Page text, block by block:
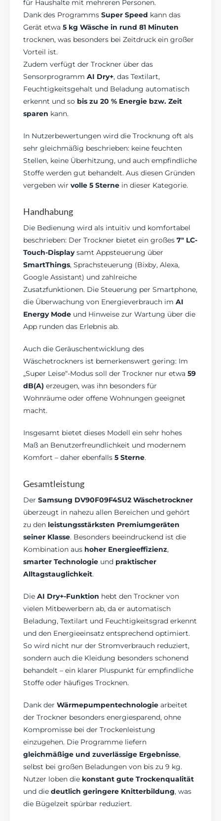
für Haushalte mit mehreren Personen.
Dank des ProgrammsSuper Speed kann das
Gerät etwa5 kg Wäsche in rund 81 Minuten
trocknen, was besonders bei Zeitdruck ein großer
Vorteil ist.
Zudem verfügt der Trockner über das
SensorprogrammAI Dry+, das Textilart,
Feuchtigkeitsgehalt und Beladung automatisch
erkennt und so bis zu 20 % Energie bzw. Zeit
sparen kann.
In Nutzerbewertungen wird die Trocknung oft als
sehr gleichmäßig beschrieben: keine feuchten
Stellen, keine Überhitzung, und auch empfindliche
Stoffe werden gut behandelt. Aus diesen Gründen
vergeben wirvolle 5 Sterne in dieser Kategorie.
Handhabung
Die Bedienung wird als intuitiv und komfortabel
beschrieben: Der Trockner bietet ein großes7″ LC-
Touch-Displaysamt Appsteuerung über
SmartThings, Sprachsteuerung (Bixby, Alexa,
Google Assistant) und zahlreiche
Zusatzfunktionen. Die Steuerung per Smartphone,
die Überwachung von Energieverbrauch imAI
Energy Mode und Hinweise zur Wartung über die
App runden das Erlebnis ab.
Auch die Geräuschentwicklung des
Wäschetrockners ist bemerkenswert gering: Im
„Super Leise“-Modus soll der Trockner nur etwa59
dB(A) erzeugen, was ihn besonders für
Wohnräume oder offene Wohnungen geeignet
macht.
Insgesamt bietet dieses Modell ein sehr hohes
Maß an Benutzerfreundlichkeit und modernem
Komfort – daher ebenfalls5 Sterne.
Gesamtleistung
DerSamsung DV90F09F4SU2 Wäschetrockner
überzeugt in nahezu allen Bereichen und gehört
zu den leistungsstärksten Premiumgeräten
seiner Klasse. Besonders beeindruckend ist die
Kombination aus hoher Energieeffizienz,
smarter Technologie und praktischer
Alltagstauglichkeit.
DieAI Dry+-Funktion hebt den Trockner von
vielen Mitbewerbern ab, da er automatisch
Beladung, Textilart und Feuchtigkeitsgrad erkennt
und den Energieeinsatz entsprechend optimiert.
So wird nicht nur der Stromverbrauch reduziert,
sondern auch die Kleidung besonders schonend
behandelt – ein klarer Pluspunkt für empfindliche
Stoffe oder häufiges Trocknen.
Dank derWärmepumpentechnologie arbeitet
der Trockner besonders energiesparend, ohne
Kompromisse bei der Trockenleistung
einzugehen. Die Programme liefern
gleichmäßige und zuverlässige Ergebnisse,
selbst bei großen Beladungen von bis zu 9 kg.
Nutzer loben die konstant gute Trockenqualität
und diedeutlich geringere Knitterbildung, was
die Bügelzeit spürbar reduziert.